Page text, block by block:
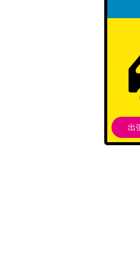
石神
ルル
1-017】
ミリ
GR-1-
月岡
メリ
イコ
トリ
出